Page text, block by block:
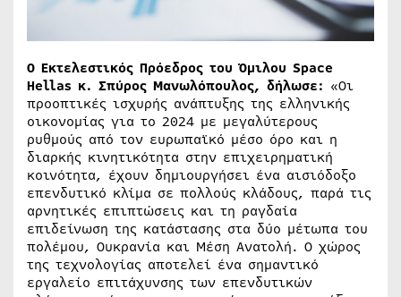
Ο Εκτελεστικός Πρόεδρος του Όμιλου Space
Hellas κ. Σπύρος Μανωλόπουλος, δήλωσε: «Οι
προοπτικές ισχυρής ανάπτυξης της ελληνικής
οικονομίας για το 2024 με μεγαλύτερους
ρυθμούς από τον ευρωπαϊκό μέσο όρο και η
διαρκής κινητικότητα στην επιχειρηματική
κοινότητα, έχουν δημιουργήσει ένα αισιόδοξο
επενδυτικό κλίμα σε πολλούς κλάδους, παρά τις
αρνητικές επιπτώσεις και τη ραγδαία
επιδείνωση της κατάστασης στα δύο μέτωπα του
πολέμου, Ουκρανία και Μέση Ανατολή. Ο χώρος
της τεχνολογίας αποτελεί ένα σημαντικό
εργαλείο επιτάχυνσης των επενδυτικών